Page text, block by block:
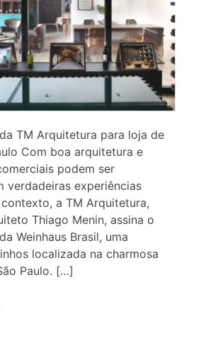
TM Arquitetura para loja de
Com boa arquitetura e
podem ser
verdadeiras experiências
a TM Arquitetura,
Thiago Menin, assina o
Weinhaus Brasil, uma
localizada na charmosa
Paulo. […]